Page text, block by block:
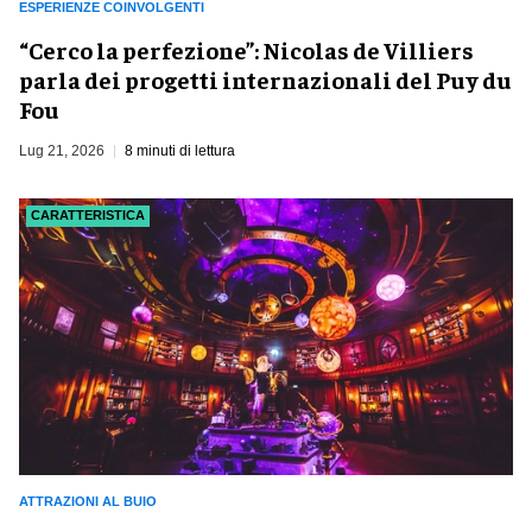
ESPERIENZE COINVOLGENTI
​“Cerco la perfezione”: Nicolas de Villiers
parla dei progetti internazionali del Puy du
Fou
Lug 21, 2026 8 minuti di lettura
ATTRAZIONI AL BUIO
CARATTERISTICA